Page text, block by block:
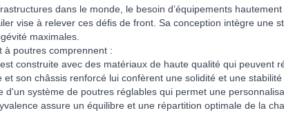
dans le monde, le besoin d’équipements
vise à relever ces défis de front. Sa conception intègre une
maximales.
à poutres comprennent :
construite avec des matériaux de haute qualité qui peuvent
son châssis renforcé lui confèrent une solidité et une
système de poutres réglables qui permet une
assure un équilibre et une répartition optimale de la